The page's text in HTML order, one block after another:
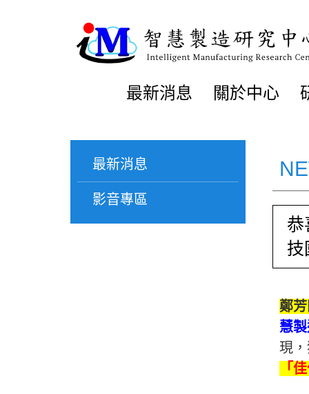
最新消息 關於中心
最新消息
影音專區
恭
技
鄭
慧
現，
「